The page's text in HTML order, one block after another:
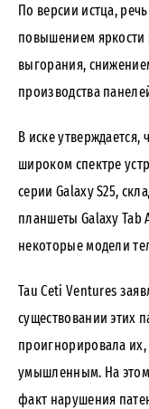
По версии истца,
повышением яркости
выгорания,
производства
В иске
широком спектре
серии Galaxy S25,
планшеты Galaxy Tab
некоторые модели
Tau Ceti Ventures
существовании этих
проигнорировала их,
умышленным. На этом
факт нарушения